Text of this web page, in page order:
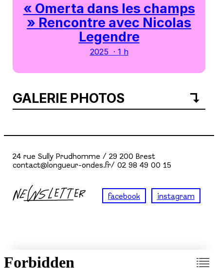
« Omerta dans les champs
» Rencontre avec Nicolas
Legendre
2025 · 1 h
GALERIE PHOTOS
24 rue Sully Prudhomme / 29 200 Brest
contact@longueur-ondes.fr/ 02 98 49 00 15
facebook instagram